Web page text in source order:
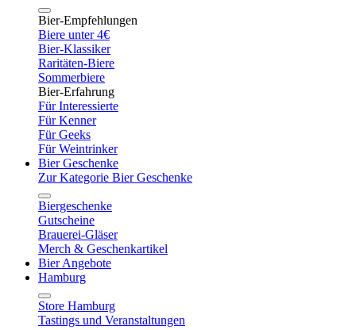
Bier-Empfehlungen
Biere unter 4€
Bier-Klassiker
Raritäten-Biere
Sommerbiere
Bier-Erfahrung
Für Interessierte
Für Kenner
Für Geeks
Für Weintrinker
Bier Geschenke
Zur Kategorie Bier Geschenke
Biergeschenke
Gutscheine
Brauerei-Gläser
Merch & Geschenkartikel
Bier Angebote
Hamburg
Store Hamburg
Tastings und Veranstaltungen